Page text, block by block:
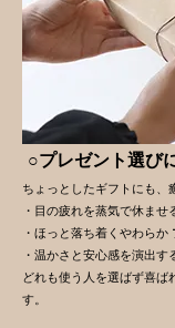
○プレゼント選び
ちょっとしたギフトにも、
・目の疲れを蒸気で休ませ
・ほっと落ち着くやわらか
・温かさと安心感を演出す
どれも使う人を選ばず喜
す。